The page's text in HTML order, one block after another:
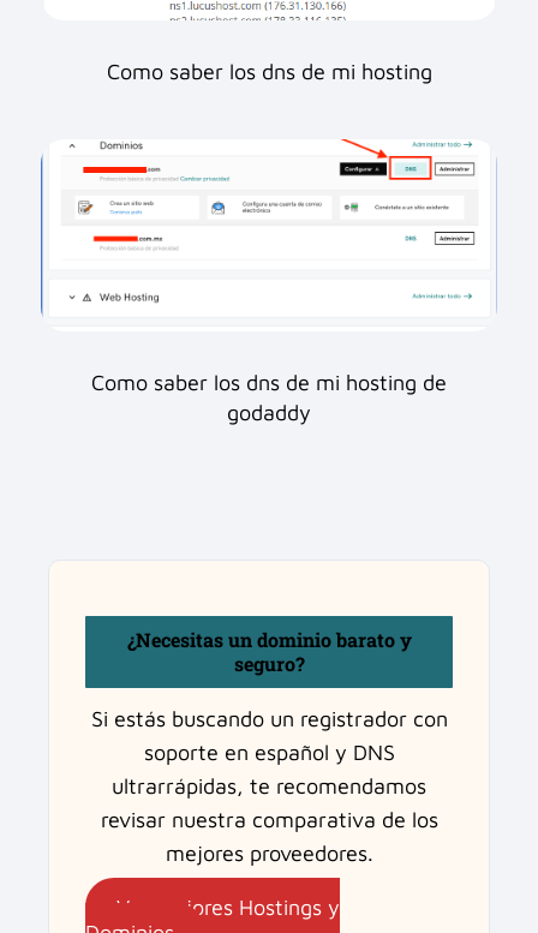
Como saber los dns de mi hosting
Como saber los dns de mi hosting de
godaddy
¿Necesitas un dominio barato y
seguro?
Si estás buscando un registrador con
soporte en español y DNS
ultrarrápidas, te recomendamos
revisar nuestra comparativa de los
mejores proveedores.
Ver mejores Hostings y